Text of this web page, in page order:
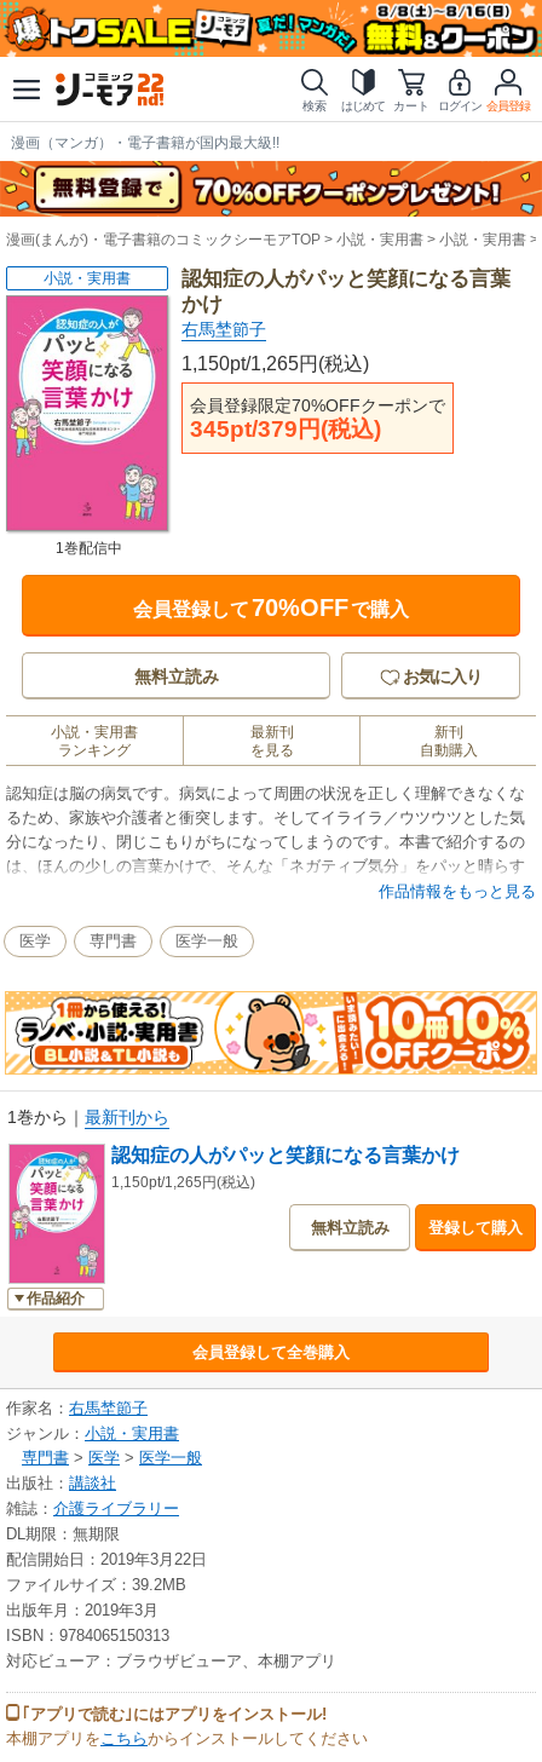
検索 はじめて カート ログイン 会員登録
漫画（マンガ）・電子書籍が国内最大級!!
漫画(まんが)・電子書籍のコミックシーモアTOP 小説・実用書 小説・実用書
認知症の人がパッと笑顔になる言葉
かけ
右馬埜節子
1,150pt/1,265円(税込)
会員登録限定70%OFFクーポンで
345pt/379円(税込)
小説・実用書
1巻配信中
会員登録して70%OFFで購入
無料立読み お気に入り
小説・実用書
ランキング
最新刊
を見る
新刊
自動購入
認知症は脳の病気です。病気によって周囲の状況を正しく理解できなくな
るため、家族や介護者と衝突します。そしてイライラ／ウツウツとした気
分になったり、閉じこもりがちになってしまうのです。本書で紹介するの
は、ほんの少しの言葉かけで、そんな「ネガティブ気分」をパッと晴らす
方法。本人だけでなく、介護している人の心も・生活もパッと明るくなる
作品情報をもっと見る
医学 専門書 医学一般
1巻から ｜ 最新刊から
作品紹介
認知症の人がパッと笑顔になる言葉かけ
1,150pt/1,265円(税込)
無料立読み 登録して購入
会員登録して全巻購入
作家名： 右馬埜節子
ジャンル： 小説・実用書
専門書 > 医学 > 医学一般
出版社： 講談社
雑誌： 介護ライブラリー
DL期限：無期限
配信開始日：2019年3月22日
ファイルサイズ：39.2MB
出版年月：2019年3月
ISBN：9784065150313
対応ビューア：ブラウザビューア、本棚アプリ
｢アプリで読む｣にはアプリをインストール!
本棚アプリを こちらからインストールしてください